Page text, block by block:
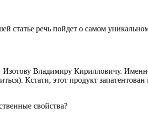
статье речь пойдет о самом
Владимиру Кирилловичу.
Кстати, этот продукт
свойства?